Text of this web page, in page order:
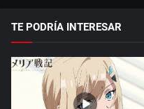
TE PODRÍA INTERESAR